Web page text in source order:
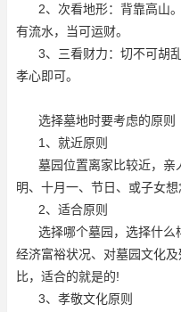
2、次看地形：背靠高山
有流水，当可运财。
3、三看财力：切不可胡
孝心即可。
选择墓地时要考虑的原则
1、就近原则
墓园位置离家比较近，
明、十月一、节日、或子女
2、适合原则
选择哪个墓园，选择什么
经济富裕状况、对墓园文化
比，适合的就是的!
3、孝敬文化原则